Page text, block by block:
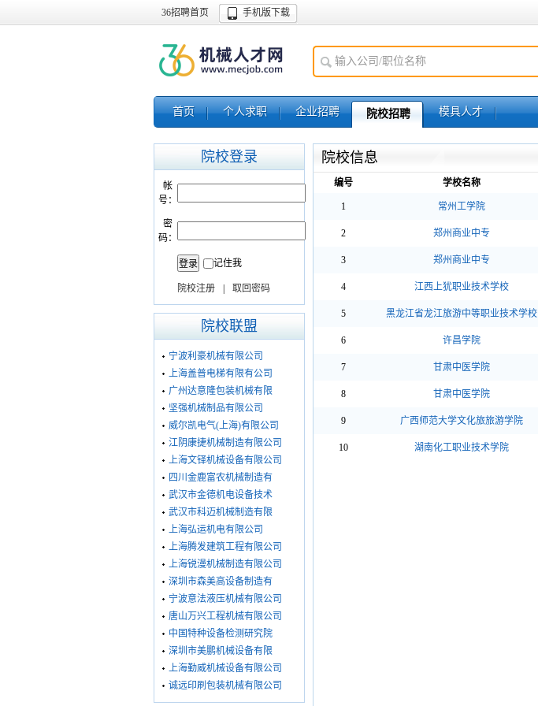
36招聘首页 手机版下载
首页 个人求职 企业招聘 院校招聘 模具人才
院校登录
帐
号：
密
码：
记住我
院校注册 取回密码
院校联盟
宁波利豪机械有限公司
上海盖普电梯有限有公司
广州达意隆包装机械有限
坚强机械制品有限公司
威尔凯电气(上海)有限公司
江阴康捷机械制造有限公司
上海文铎机械设备有限公司
四川金鹿富农机械制造有
武汉市金德机电设备技术
武汉市科迈机械制造有限
上海弘运机电有限公司
上海腾发建筑工程有限公司
上海锐漫机械制造有限公司
深圳市森美高设备制造有
宁波意法液压机械有限公司
唐山万兴工程机械有限公司
中国特种设备检测研究院
深圳市美鹏机械设备有限
上海勤威机械设备有限公司
诚远印刷包装机械有限公司
院校信息
编号 学校名称
1 常州工学院
2 郑州商业中专
3 郑州商业中专
4 江西上犹职业技术学校
5 黑龙江省龙江旅游中等职业技术学校
6 许昌学院
7 甘肃中医学院
8 甘肃中医学院
9 广西师范大学文化旅旅游学院
10 湖南化工职业技术学院